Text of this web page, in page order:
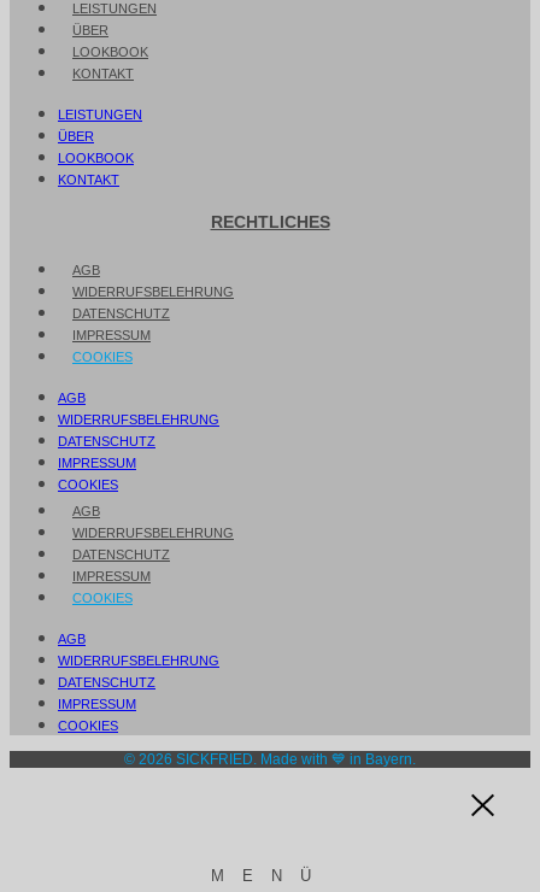
LEISTUNGEN
ÜBER
LOOKBOOK
KONTAKT
LEISTUNGEN
ÜBER
LOOKBOOK
KONTAKT
RECHTLICHES
AGB
WIDERRUFSBELEHRUNG
DATENSCHUTZ
IMPRESSUM
COOKIES
AGB
WIDERRUFSBELEHRUNG
DATENSCHUTZ
IMPRESSUM
COOKIES
AGB
WIDERRUFSBELEHRUNG
DATENSCHUTZ
IMPRESSUM
COOKIES
AGB
WIDERRUFSBELEHRUNG
DATENSCHUTZ
IMPRESSUM
COOKIES
© 2026 SICKFRIED. Made with 💙 in Bayern.
MENÜ